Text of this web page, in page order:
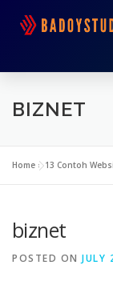
BIZNET
Home »13 Contoh
biznet
POSTED ON JULY